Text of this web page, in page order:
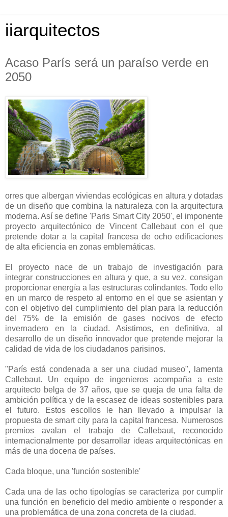
iiarquitectos
Acaso París será un paraíso verde en
2050
orres que albergan viviendas ecológicas en altura y dotadas
de un diseño que combina la naturaleza con la arquitectura
moderna. Así se define 'Paris Smart City 2050', el imponente
proyecto arquitectónico de Vincent Callebaut con el que
pretende dotar a la capital francesa de ocho edificaciones
de alta eficiencia en zonas emblemáticas.
El proyecto nace de un trabajo de investigación para
integrar construcciones en altura y que, a su vez, consigan
proporcionar energía a las estructuras colindantes. Todo ello
en un marco de respeto al entorno en el que se asientan y
con el objetivo del cumplimiento del plan para la reducción
del 75% de la emisión de gases nocivos de efecto
invernadero en la ciudad. Asistimos, en definitiva, al
desarrollo de un diseño innovador que pretende mejorar la
calidad de vida de los ciudadanos parisinos.
"París está condenada a ser una ciudad museo", lamenta
Callebaut. Un equipo de ingenieros acompaña a este
arquitecto belga de 37 años, que se queja de una falta de
ambición política y de la escasez de ideas sostenibles para
el futuro. Estos escollos le han llevado a impulsar la
propuesta de smart city para la capital francesa. Numerosos
premios avalan el trabajo de Callebaut, reconocido
internacionalmente por desarrollar ideas arquitectónicas en
más de una docena de países.
Cada bloque, una 'función sostenible'
Cada una de las ocho tipologías se caracteriza por cumplir
una función en beneficio del medio ambiente o responder a
una problemática de una zona concreta de la ciudad.